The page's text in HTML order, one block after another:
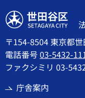
世田谷区
〒154-8504 東京都
電話番号03-5432-
ファクシミリ 03-
庁舎案内